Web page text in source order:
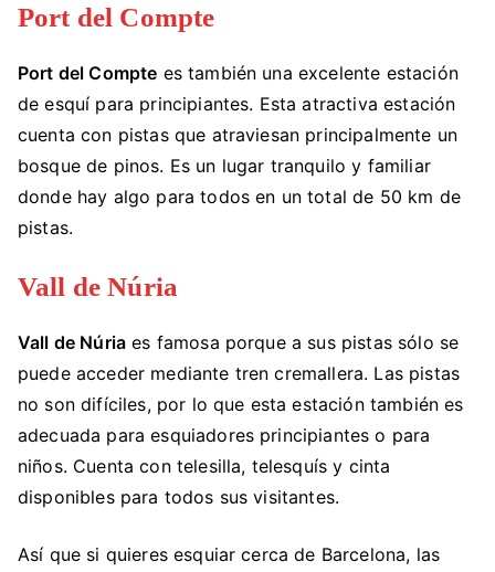
Port del Compte
Port del Compte es también una excelente estación
de esquí para principiantes. Esta atractiva estación
cuenta con pistas que atraviesan principalmente un
bosque de pinos. Es un lugar tranquilo y familiar
donde hay algo para todos en un total de 50 km de
pistas.
Vall de Núria
Vall de Núria es famosa porque a sus pistas sólo se
puede acceder mediante tren cremallera. Las pistas
no son difíciles, por lo que esta estación también es
adecuada para esquiadores principiantes o para
niños. Cuenta con telesilla, telesquís y cinta
disponibles para todos sus visitantes.
Así que si quieres esquiar cerca de Barcelona, las